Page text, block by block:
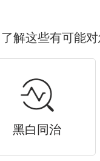
了解这些有可能
黑白同治